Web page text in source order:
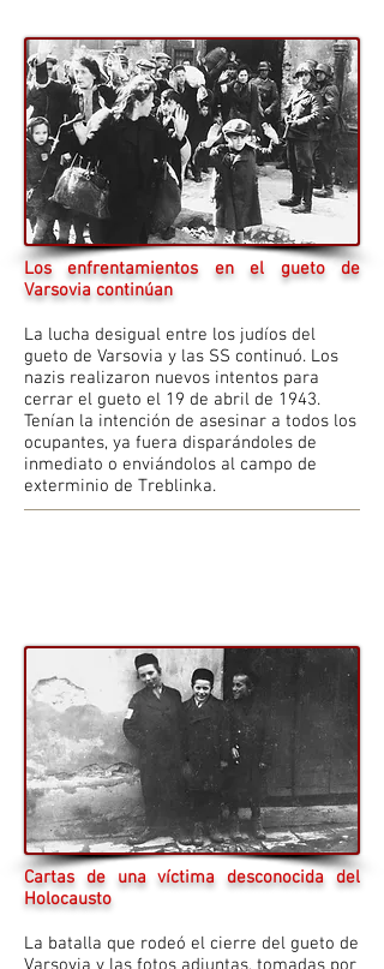
Los enfrentamientos en el gueto de
Varsovia continúan
La lucha desigual entre los judíos del
gueto de Varsovia y las SS continuó. Los
nazis realizaron nuevos intentos para
cerrar el gueto el 19 de abril de 1943.
Tenían la intención de asesinar a todos los
ocupantes, ya fuera disparándoles de
inmediato o enviándolos al campo de
exterminio de Treblinka.
Cartas de una víctima desconocida del
Holocausto
La batalla que rodeó el cierre del gueto de